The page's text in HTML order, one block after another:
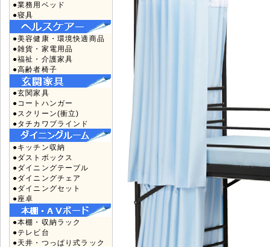
●業務用ベッド
●寝具
●美容健康・環境快適商品
●雑貨・家電用品
●福祉・介護家具
●高齢者椅子
●玄関家具
●コートハンガー
●スクリーン(衝立)
●タチカワブラインド
●キッチン収納
●ダストボックス
●ダイニングテーブル
●ダイニングチェア
●ダイニングセット
●座卓
●本棚・収納ラック
●テレビ台
●天井・つっぱり式ラック